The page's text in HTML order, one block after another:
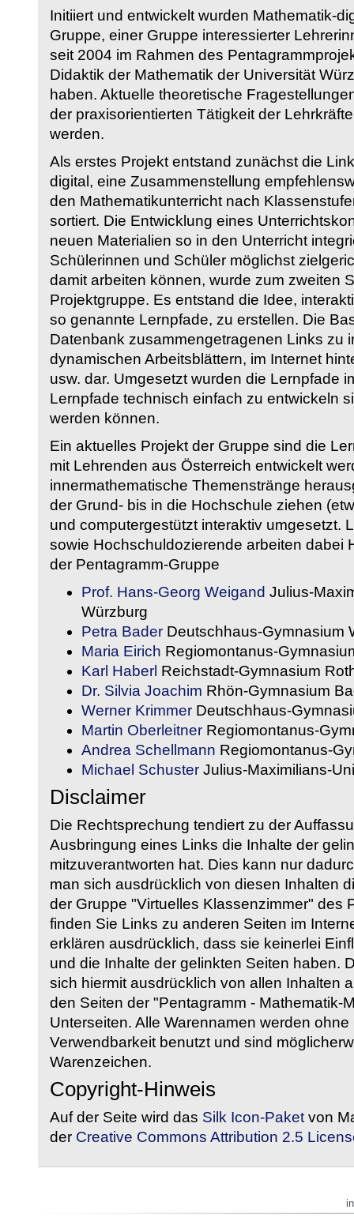
Initiiert und entwickelt wurden Mathematik-
Gruppe, einer Gruppe interessierter
seit 2004 im Rahmen des
Didaktik der Mathematik der Universität
haben. Aktuelle theoretische
der praxisorientierten Tätigkeit der
werden.
Als erstes Projekt entstand zunächst die
digital, eine Zusammenstellung
den Mathematikunterricht nach
sortiert. Die Entwicklung eines
neuen Materialien so in den Unterricht
Schülerinnen und Schüler möglichst
damit arbeiten können, wurde zum zweiten
Projektgruppe. Es entstand die Idee,
so genannte Lernpfade, zu erstellen. Die
Datenbank zusammengetragenen Links zu
dynamischen Arbeitsblättern, im Internet
usw. dar. Umgesetzt wurden die Lernpfade
Lernpfade technisch einfach zu entwickeln
werden können.
Ein aktuelles Projekt der Gruppe sind die
mit Lehrenden aus Österreich entwickelt
innermathematische Themenstränge
der Grund- bis in die Hochschule ziehen
und computergestützt interaktiv umgesetzt.
sowie Hochschuldozierende arbeiten dabei
der Pentagramm-Gruppe
Prof. Hans-Georg Weigand Julius-
Würzburg
Petra Bader Deutschhaus-Gymnasium
Maria Eirich Regiomontanus-
Karl Haberl Reichstadt-Gymnasium
Dr. Silvia Joachim Rhön-Gymnasium
Werner Krimmer Deutschhaus-
Martin Oberleitner Regiomontanus-
Andrea Schellmann Regiomontanus-
Michael Schuster Julius-Maximilians-
Disclaimer
Die Rechtsprechung tendiert zu der
Ausbringung eines Links die Inhalte der
mitzuverantworten hat. Dies kann nur
man sich ausdrücklich von diesen Inhalten
der Gruppe "Virtuelles Klassenzimmer" des
finden Sie Links zu anderen Seiten im
erklären ausdrücklich, dass sie keinerlei
und die Inhalte der gelinkten Seiten haben.
sich hiermit ausdrücklich von allen Inhalten
den Seiten der "Pentagramm - Mathematik-
Unterseiten. Alle Warennamen werden
Verwendbarkeit benutzt und sind
Warenzeichen.
Copyright-Hinweis
Auf der Seite wird das Silk Icon-Paket von
der Creative Commons Attribution 2.5